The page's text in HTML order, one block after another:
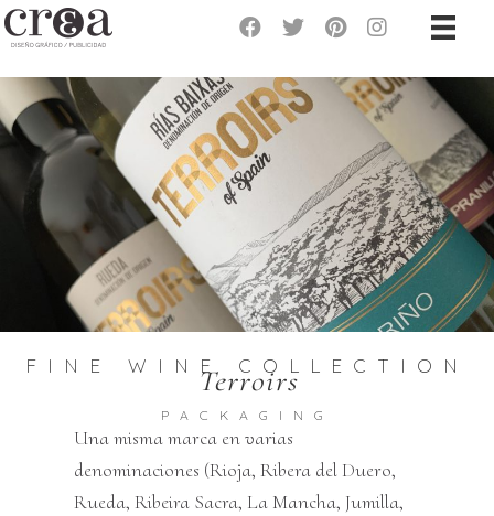
FINE WINE COLLECTION
Terroirs
PACKAGING
Una misma marca en varias
denominaciones (Rioja, Ribera del Duero,
Rueda, Ribeira Sacra, La Mancha, Jumilla,